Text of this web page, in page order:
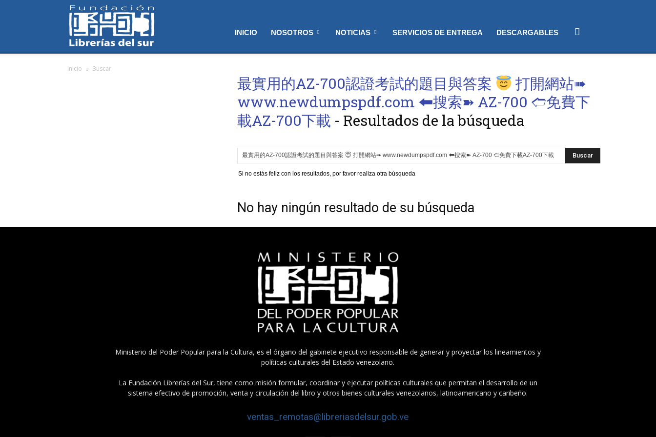
INICIO NOSOTROS NOTICIAS SERVICIOS DE ENTREGA DESCARGABLES
Inicio Buscar
最實用的AZ-700認證考試的題目與答案
打開網站➠
www.newdumpspdf.com 🠰搜索➽ AZ-700 🢪免費下
載AZ-700下載 - Resultados de la búsqueda
Si no estás feliz con los resultados, por favor realiza otra búsqueda
No hay ningún resultado de su búsqueda
Ministerio del Poder Popular para la Cultura, es el órgano del gabinete ejecutivo responsable de generar y proyectar los lineamientos y
políticas culturales del Estado venezolano.
La Fundación Librerías del Sur, tiene como misión formular, coordinar y ejecutar políticas culturales que permitan el desarrollo de un
sistema efectivo de promoción, venta y circulación del libro y otros bienes culturales venezolanos, latinoamericano y caribeño.
ventas_remotas@libreriasdelsur.gob.ve